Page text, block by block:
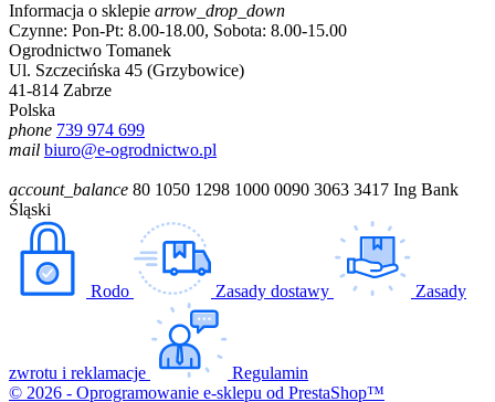
Informacja o sklepie arrow_drop_down
Czynne: Pon-Pt: 8.00-18.00, Sobota: 8.00-15.00
Ogrodnictwo Tomanek
Ul. Szczecińska 45 (Grzybowice)
41-814 Zabrze
Polska
phone 739 974 699
mail biuro@e-ogrodnictwo.pl
account_balance 80 1050 1298 1000 0090 3063 3417 Ing Bank
Śląski
Rodo Zasady dostawy Zasady
zwrotu i reklamacje
Regulamin
© 2026 - Oprogramowanie e-sklepu od PrestaShop™